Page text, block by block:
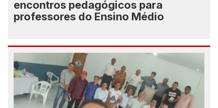
encontros pedagógicos para
professores do Ensino Médio